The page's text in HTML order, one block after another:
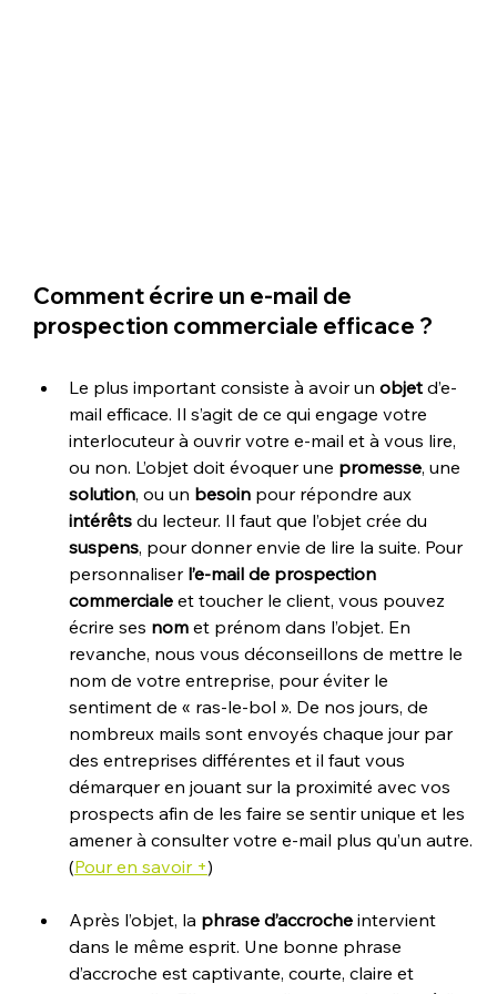
Comment écrire un e-mail de
prospection commerciale efficace ?
Le plus important consiste à avoir un objet d’e-
mail efficace. Il s’agit de ce qui engage votre
interlocuteur à ouvrir votre e-mail et à vous lire,
ou non. L’objet doit évoquer une promesse, une
solution, ou un besoin pour répondre aux
intérêts du lecteur. Il faut que l’objet crée du
suspens, pour donner envie de lire la suite. Pour
personnaliser l’e-mail de prospection
commerciale et toucher le client, vous pouvez
écrire ses nom et prénom dans l’objet. En
revanche, nous vous déconseillons de mettre le
nom de votre entreprise, pour éviter le
sentiment de « ras-le-bol ». De nos jours, de
nombreux mails sont envoyés chaque jour par
des entreprises différentes et il faut vous
démarquer en jouant sur la proximité avec vos
prospects afin de les faire se sentir unique et les
amener à consulter votre e-mail plus qu’un autre.
(Pour en savoir +)
Après l’objet, la phrase d’accroche intervient
dans le même esprit. Une bonne phrase
d’accroche est captivante, courte, claire et